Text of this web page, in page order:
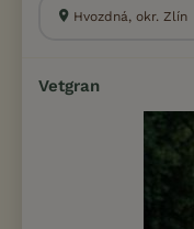
Hvozdná, okr. Zlín
Vetgran